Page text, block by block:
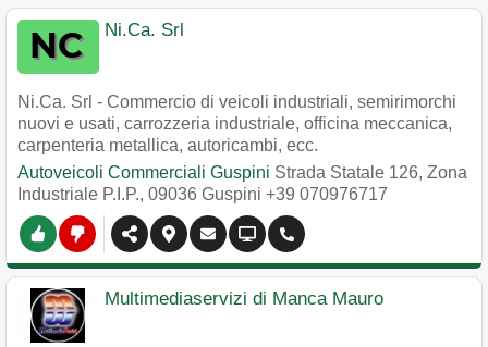
Ni.Ca. Srl
Ni.Ca. Srl - Commercio di veicoli industriali, semirimorchi
nuovi e usati, carrozzeria industriale, officina meccanica,
carpenteria metallica, autoricambi, ecc.
Autoveicoli Commerciali Guspini Strada Statale 126, Zona
Industriale P.I.P., 09036 Guspini +39 070976717
Multimediaservizi di Manca Mauro